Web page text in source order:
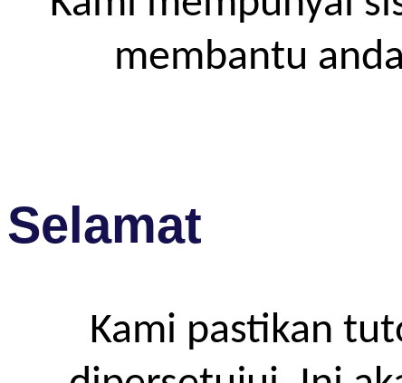
membantu
Selamat
Kami pastikan